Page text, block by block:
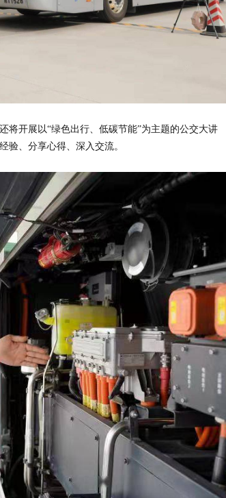
将开展以“绿色出行、低碳节能”为主题的公交大讲
验、分享心得、深入交流。